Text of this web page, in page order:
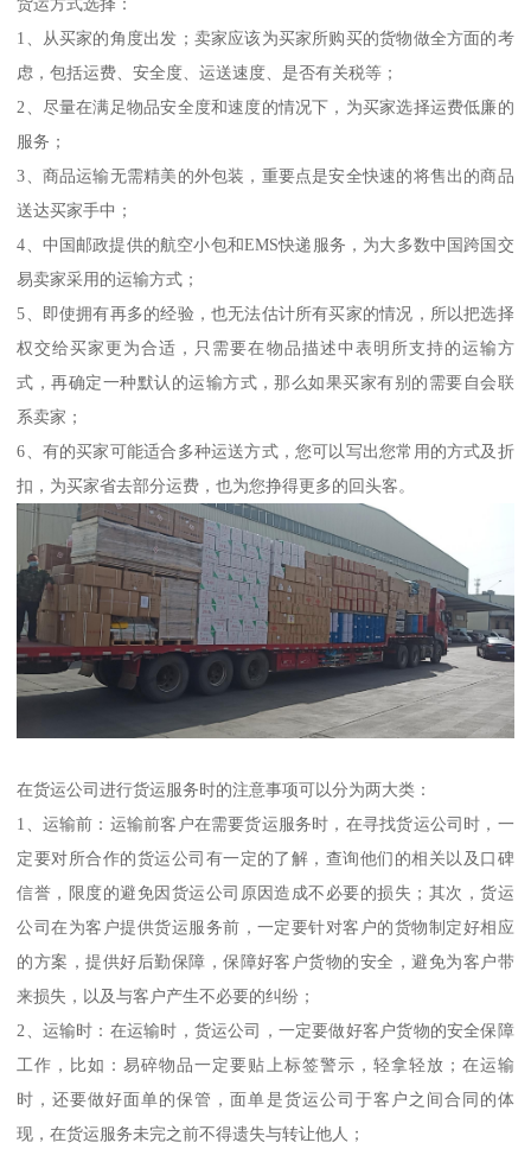
1、从买家的角度出发；卖家应该为买家所购买的货物做全方面的考
虑，包括运费、安全度、运送速度、是否有关税等；
2、尽量在满足物品安全度和速度的情况下，为买家选择运费低廉的
服务；
3、商品运输无需精美的外包装，重要点是安全快速的将售出的商品
送达买家手中；
4、中国邮政提供的航空小包和EMS快递服务，为大多数中国跨国交
易卖家采用的运输方式；
5、即使拥有再多的经验，也无法估计所有买家的情况，所以把选择
权交给买家更为合适，只需要在物品描述中表明所支持的运输方
式，再确定一种默认的运输方式，那么如果买家有别的需要自会联
系卖家；
6、有的买家可能适合多种运送方式，您可以写出您常用的方式及折
扣，为买家省去部分运费，也为您挣得更多的回头客。
在货运公司进行货运服务时的注意事项可以分为两大类：
1、运输前：运输前客户在需要货运服务时，在寻找货运公司时，一
定要对所合作的货运公司有一定的了解，查询他们的相关以及口碑
信誉，限度的避免因货运公司原因造成不必要的损失；其次，货运
公司在为客户提供货运服务前，一定要针对客户的货物制定好相应
的方案，提供好后勤保障，保障好客户货物的安全，避免为客户带
来损失，以及与客户产生不必要的纠纷；
2、运输时：在运输时，货运公司，一定要做好客户货物的安全保障
工作，比如：易碎物品一定要贴上标签警示，轻拿轻放；在运输
时，还要做好面单的保管，面单是货运公司于客户之间合同的体
现，在货运服务未完之前不得遗失与转让他人；